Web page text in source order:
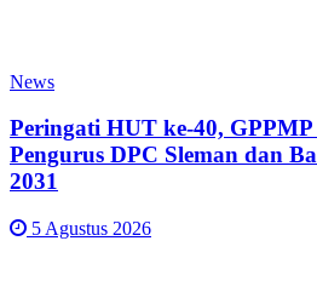
News
Peringati HUT ke-40,
Pengurus DPC Sleman dan
2031
5 Agustus 2026